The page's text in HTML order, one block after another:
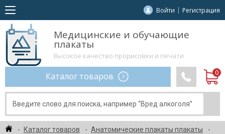
Войти Регистрация
Медицинские и обучающие
плакаты
Высокое качество прорисовки и печати
Каталог товаров
Каталог товаров
Анатомические плакаты плакаты